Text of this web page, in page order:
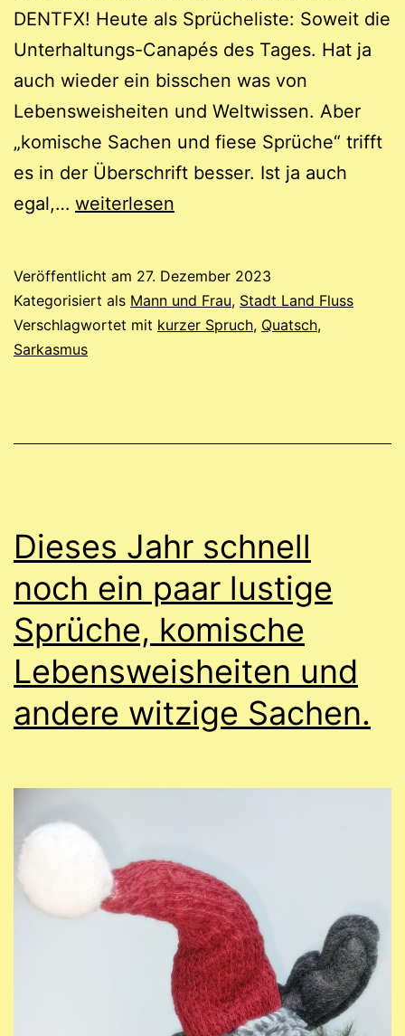
DENTFX! Heute als Sprücheliste: Soweit die
Unterhaltungs-Canapés des Tages. Hat ja
auch wieder ein bisschen was von
Lebensweisheiten und Weltwissen. Aber
„komische Sachen und fiese Sprüche“ trifft
es in der Überschrift besser. Ist ja auch
egal,… Komische
Sprüche
weiterlesen
Veröffentlicht am 27. Dezember 2023
Kategorisiert als Mann und Frau, Stadt Land Fluss
Verschlagwortet mit kurzer Spruch, Quatsch,
Sarkasmus
Dieses Jahr schnell
noch ein paar lustige
Sprüche, komische
Lebensweisheiten und
andere witzige Sachen.